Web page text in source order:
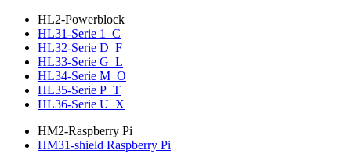
HL2-Powerblock
HL31-Serie 1_C
HL32-Serie D_F
HL33-Serie G_L
HL34-Serie M_O
HL35-Serie P_T
HL36-Serie U_X
HM2-Raspberry Pi
HM31-shield Raspberry Pi